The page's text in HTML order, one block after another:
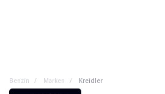
Benzin Marken Kreidler